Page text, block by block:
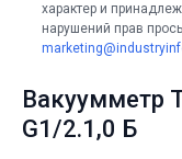
характер и
нарушений прав
Вакуумметр
G1/2.1,0 Б